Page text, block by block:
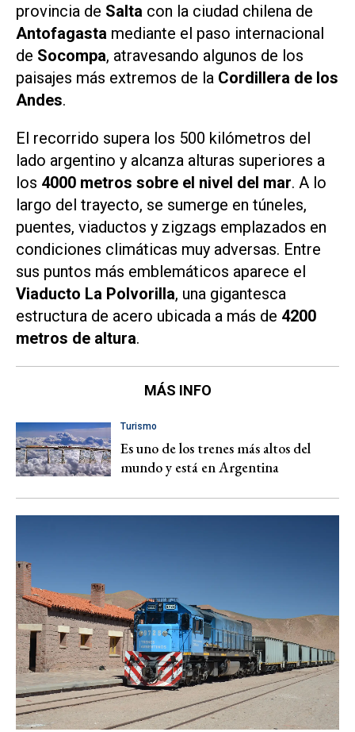
provincia de Salta con la ciudad chilena de
Antofagasta mediante el paso internacional
de Socompa, atravesando algunos de los
paisajes más extremos de la Cordillera de los
Andes.
El recorrido supera los 500 kilómetros del
lado argentino y alcanza alturas superiores a
los 4000 metros sobre el nivel del mar. A lo
largo del trayecto, se sumerge en túneles,
puentes, viaductos y zigzags emplazados en
condiciones climáticas muy adversas. Entre
sus puntos más emblemáticos aparece el
Viaducto La Polvorilla, una gigantesca
estructura de acero ubicada a más de 4200
metros de altura.
MÁS INFO
Turismo
Es uno de los trenes más altos del
mundo y está en Argentina